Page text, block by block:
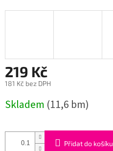
219 Kč
181 Kč bez DPH
cena:
Skladem (11,6 bm)
Přidat do košíku